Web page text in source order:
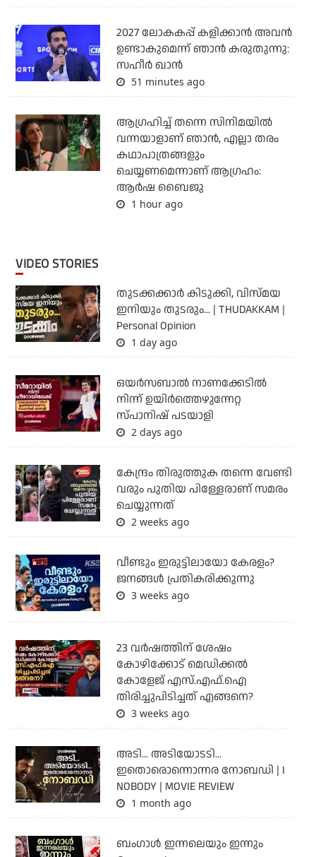
2027 ലോകകപ്പ് കളിക്കാന്‍ അവന്‍
ഉണ്ടാകുമെന്ന് ഞാന്‍ കരുതുന്നു:
സഹീര്‍ ഖാന്‍
51 minutes ago
ആഗ്രഹിച്ച് തന്നെ സിനിമയില്‍
വന്നയാളാണ് ഞാന്‍, എല്ലാ തരം
കഥാപാത്രങ്ങളും
ചെയ്യണമെന്നാണ് ആഗ്രഹം:
ആര്‍ഷ ബൈജു
1 hour ago
VIDEO STORIES
തുടക്കക്കാര്‍ കിടുക്കി, വിസ്മയ
ഇനിയും തുടരും... | THUDAKKAM |
Personal Opinion
1 day ago
ഒയര്‍സബാൽ നാണക്കേടിൽ
നിന്ന് ഉയിർത്തെഴുന്നേറ്റ
സ്പാനിഷ് പടയാളി
2 days ago
കേന്ദ്രം തിരുത്തുക തന്നെ വേണ്ടി
വരും പുതിയ പിള്ളേരാണ് സമരം
ചെയ്യുന്നത്
2 weeks ago
വീണ്ടും ഇരുട്ടിലായോ കേരളം?
ജനങ്ങൾ പ്രതികരിക്കുന്നു
3 weeks ago
23 വർഷത്തിന് ശേഷം
കോഴിക്കോട് മെഡിക്കൽ
കോളേജ് എസ്.എഫ്.ഐ
തിരിച്ചുപിടിച്ചത് എങ്ങനെ?
3 weeks ago
അടി... അടിയോടടി...
ഇതൊരൊന്നൊന്നര നോബഡി | I
NOBODY | MOVIE REVIEW
1 month ago
ബംഗാള്‍ ഇന്നലെയും ഇന്നും